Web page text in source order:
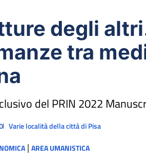
degli
tra
del PRIN 2022
Varie località della città di Pisa
| AREA UMANISTICA